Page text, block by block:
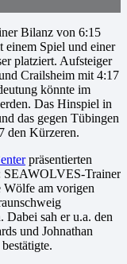
Bilanz von 6:15
einem Spiel und einer
platziert. Aufsteiger
Crailsheim mit 4:17
könnte im
Das Hinspiel in
das gegen Tübingen
den Kürzeren.
präsentierten
SEAWOLVES-Trainer
Wölfe am vorigen
Dabei sah er u.a. den
und Johnathan